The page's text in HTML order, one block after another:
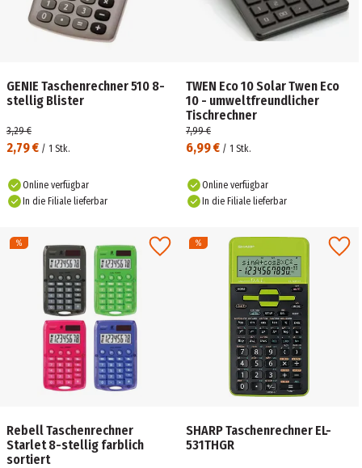
GENIE Taschenrechner 510 8-
stellig Blister
2,79 € / 1 Stk.
3,29 €
Online verfügbar
In die Filiale lieferbar
TWEN Eco 10 Solar Twen Eco
10 - umweltfreundlicher
Tischrechner
6,99 € / 1 Stk.
7,99 €
Online verfügbar
In die Filiale lieferbar
Rebell Taschenrechner
Starlet 8-stellig farblich
sortiert
SHARP Taschenrechner EL-
531THGR